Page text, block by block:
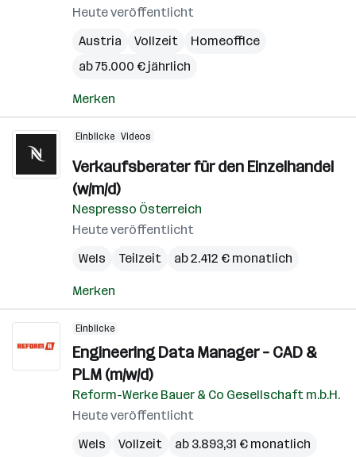
Heute veröffentlicht
Austria
Vollzeit
Homeoffice
ab 75.000 € jährlich
Merken
Einblicke Videos
Verkaufsberater für den Einzelhandel
(w/m/d)
Nespresso Österreich
Heute veröffentlicht
Wels
Teilzeit ab 2.412 € monatlich
Merken
Einblicke
Engineering Data Manager – CAD &
PLM (m/w/d)
Reform-Werke Bauer & Co Gesellschaft m.b.H.
Heute veröffentlicht
Wels
Vollzeit ab 3.893,31 € monatlich